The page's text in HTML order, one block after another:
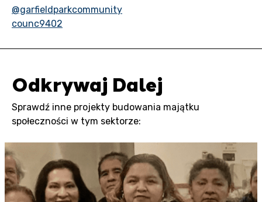
@garfieldparkcommunity
counc9402
Odkrywaj Dalej
Sprawdź inne projekty budowania majątku
społeczności w tym sektorze: